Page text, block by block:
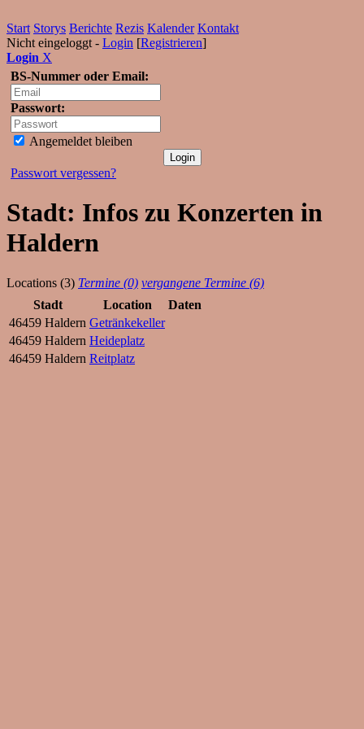
Start Storys Berichte Rezis Kalender Kontakt
Nicht eingeloggt - Login [Registrieren]
Login X
BS-Nummer oder Email:
Passwort:
Angemeldet bleiben
Passwort vergessen?
Stadt: Infos zu Konzerten in
Haldern
Locations (3) Termine (0) vergangene Termine (6)
Stadt
Location
Daten
46459 Haldern Getränkekeller
46459 Haldern Heideplatz
46459 Haldern Reitplatz